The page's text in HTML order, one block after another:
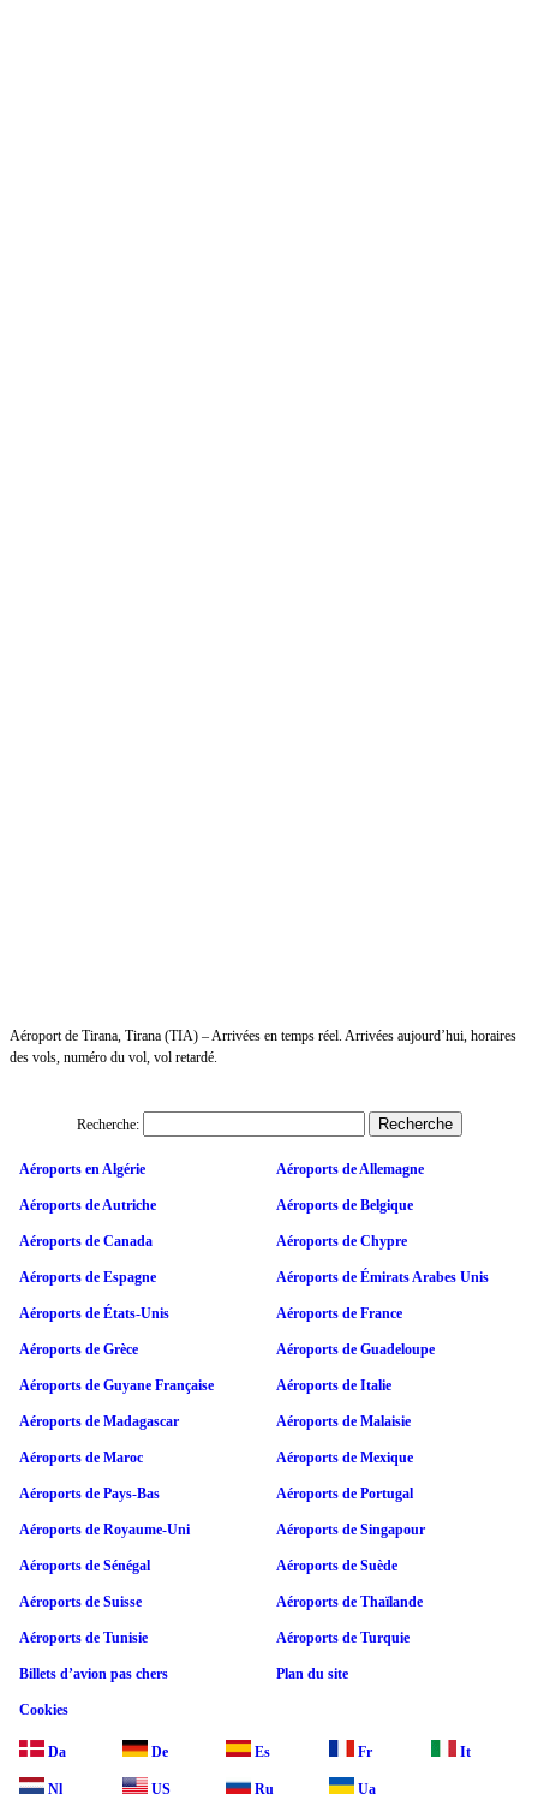
Aéroport de Tirana, Tirana (TIA) – Arrivées en temps réel. Arrivées aujourd’hui, horaires
des vols, numéro du vol, vol retardé.
Recherche:
Aéroports en Algérie Aéroports de Allemagne
Aéroports de Autriche Aéroports de Belgique
Aéroports de Canada Aéroports de Chypre
Aéroports de Espagne Aéroports de Émirats Arabes Unis
Aéroports de États-Unis Aéroports de France
Aéroports de Grèce Aéroports de Guadeloupe
Aéroports de Guyane Française Aéroports de Italie
Aéroports de Madagascar Aéroports de Malaisie
Aéroports de Maroc Aéroports de Mexique
Aéroports de Pays-Bas Aéroports de Portugal
Aéroports de Royaume-Uni Aéroports de Singapour
Aéroports de Sénégal Aéroports de Suède
Aéroports de Suisse Aéroports de Thaïlande
Aéroports de Tunisie Aéroports de Turquie
Billets d’avion pas chers Plan du site
Cookies
Da De Es Fr It
Nl US Ru Ua